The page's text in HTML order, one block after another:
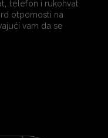
telefon i rukohvat
otpornosti na
vam da se